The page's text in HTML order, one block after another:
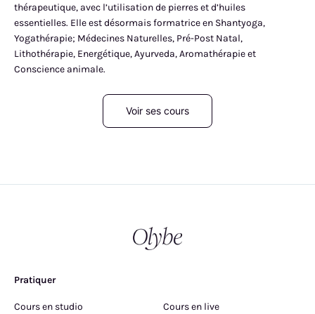
thérapeutique, avec l’utilisation de pierres et d’huiles
essentielles. Elle est désormais formatrice en Shantyoga,
Yogathérapie; Médecines Naturelles, Pré-Post Natal,
Lithothérapie, Energétique, Ayurveda, Aromathérapie et
Conscience animale.
Voir ses cours
Pratiquer
Cours en studio Cours en live